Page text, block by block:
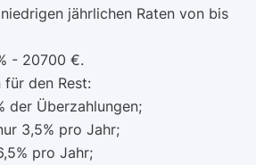
jährlichen Raten von bis
- 20700 €.
für den Rest:
der Überzahlungen;
3,5% pro Jahr;
pro Jahr;